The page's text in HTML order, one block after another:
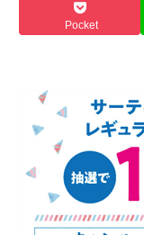
Pocket